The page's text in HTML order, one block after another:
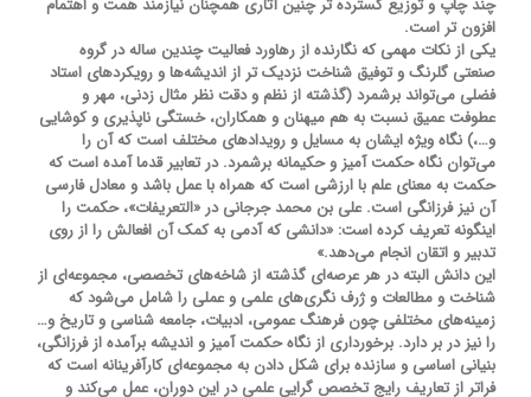
چند چاپ و توزیع گسترده تر چنین آثاری همچنان نیازمند همت و اهتمام
افزون تر است.
یکی از نکات مهمی که نگارنده از رهاورد فعالیت چندین ساله در گروه
صنعتی گلرنگ و توفیق شناخت نزدیک تر از اندیشه‌ها و رویکردهای استاد
فضلی می‌تواند برشمرد (گذشته از نظم و دقت نظر مثال زدنی، مهر و
عطوفت عمیق نسبت به هم میهنان و همکاران، خستگی ناپذیری و کوشایی
و…،) نگاه ویژه ایشان به مسایل و رویدادهای مختلف است که آن را
می‌توان نگاه حکمت آمیز و حکیمانه برشمرد. در تعابیر قدما آمده است که
حکمت به معنای علم با ارزشی است که همراه با عمل باشد و معادل فارسی
آن نیز فرزانگی است. علی بن محمد جرجانی در «التعریفات»، حکمت را
اینگونه تعریف کرده است: «دانشی که آدمی به کمک آن افعالش را از روی
تدبیر و اتقان انجام می‌دهد.»
این دانش البته در هر عرصه‌ای گذشته از شاخه‌های تخصصی، مجموعه‌ای از
شناخت و مطالعات و ژرف نگری‌های علمی و عملی را شامل می‌شود که
زمینه‌های مختلفی چون فرهنگ عمومی، ادبیات، جامعه شناسی و تاریخ و…
را نیز در بر دارد. برخورداری از نگاه حکمت آمیز و اندیشه برآمده از فرزانگی،
بنیانی اساسی و سازنده برای شکل دادن به مجموعه‌ای کارآفرینانه است که
فراتر از تعاریف رایج تخصص گرایی علمی در این دوران، عمل می‌کند و